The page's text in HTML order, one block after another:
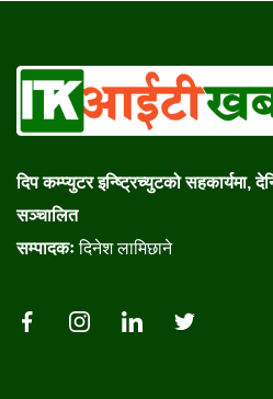
दिप कम्प्युटर इन्ष्ट्रिच्युटको सहकार्यमा,
सञ्चालित
सम्पादकःदिनेश लामिछाने